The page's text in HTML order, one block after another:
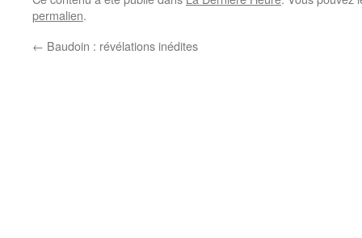
permalien.
← Baudoin : révélations inédites